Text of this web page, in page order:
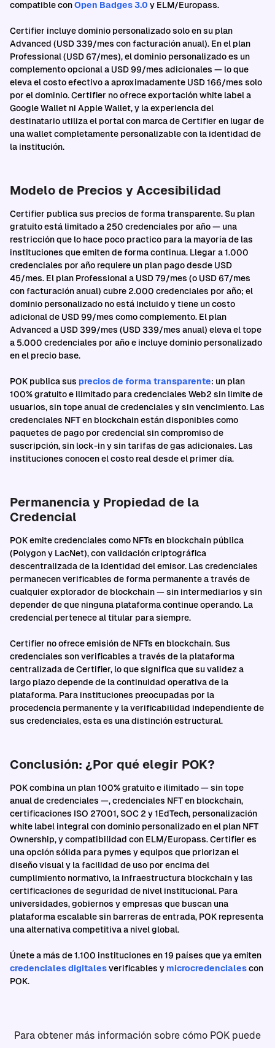
compatible conOpen Badges 3.0 y ELM/Europass.
Certifier incluye dominio personalizado solo en su plan
Advanced (USD 339/mes con facturación anual). En el plan
Professional (USD 67/mes), el dominio personalizado es un
complemento opcional a USD 99/mes adicionales — lo que
eleva el costo efectivo a aproximadamente USD 166/mes solo
por el dominio. Certifier no ofrece exportación white label a
Google Wallet ni Apple Wallet, y la experiencia del
destinatario utiliza el portal con marca de Certifier en lugar de
una wallet completamente personalizable con la identidad de
la institución.
Modelo de Precios y Accesibilidad
Certifier publica sus precios de forma transparente. Su plan
gratuito está limitado a 250 credenciales por año — una
restricción que lo hace poco practico para la mayoría de las
instituciones que emiten de forma continua. Llegar a 1.000
credenciales por año requiere un plan pago desde USD
45/mes. El plan Professional a USD 79/mes (o USD 67/mes
con facturación anual) cubre 2.000 credenciales por año; el
dominio personalizado no está incluido y tiene un costo
adicional de USD 99/mes como complemento. El plan
Advanced a USD 399/mes (USD 339/mes anual) eleva el tope
a 5.000 credenciales por año e incluye dominio personalizado
en el precio base.
POK publica sus precios de forma transparente: un plan
100% gratuito e ilimitado para credenciales Web2 sin limite de
usuarios, sin tope anual de credenciales y sin vencimiento. Las
credenciales NFT en blockchain están disponibles como
paquetes de pago por credencial sin compromiso de
suscripción, sin lock-in y sin tarifas de gas adicionales. Las
instituciones conocen el costo real desde el primer día.
Permanencia y Propiedad de la
Credencial
POK emite credenciales como NFTs en blockchain pública
(Polygon y LacNet), con validación criptográfica
descentralizada de la identidad del emisor. Las credenciales
permanecen verificables de forma permanente a través de
cualquier explorador de blockchain — sin intermediarios y sin
depender de que ninguna plataforma continue operando. La
credencial pertenece al titular para siempre.
Certifier no ofrece emisión de NFTs en blockchain. Sus
credenciales son verificables a través de la plataforma
centralizada de Certifier, lo que significa que su validez a
largo plazo depende de la continuidad operativa de la
plataforma. Para instituciones preocupadas por la
procedencia permanente y la verificabilidad independiente de
sus credenciales, esta es una distinción estructural.
Conclusión: ¿Por qué elegir POK?
POK combina un plan 100% gratuito e ilimitado — sin tope
anual de credenciales —, credenciales NFT en blockchain,
certificaciones ISO 27001, SOC 2 y 1EdTech, personalización
white label integral con dominio personalizado en el plan NFT
Ownership, y compatibilidad con ELM/Europass. Certifier es
una opción sólida para pymes y equipos que priorizan el
diseño visual y la facilidad de uso por encima del
cumplimiento normativo, la infraestructura blockchain y las
certificaciones de seguridad de nivel institucional. Para
universidades, gobiernos y empresas que buscan una
plataforma escalable sin barreras de entrada, POK representa
una alternativa competitiva a nivel global.
Únete a más de 1.100 instituciones en 19 países que ya emiten
credenciales digitalesverificables y microcredencialescon
POK.
Para obtener más información sobre cómo POK puede